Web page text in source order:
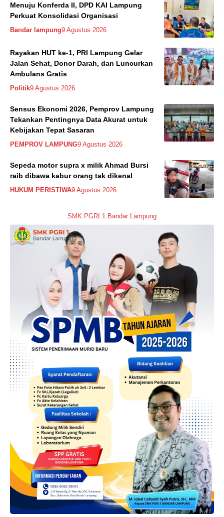
Menuju Konferda II, DPD KAI Lampung
Perkuat Konsolidasi Organisasi
Bandar lampung9 Agustus 2026
Rayakan HUT ke-1, PRI Lampung Gelar
Jalan Sehat, Donor Darah, dan Luncurkan
Ambulans Gratis
Politik9 Agustus 2026
Sensus Ekonomi 2026, Pemprov Lampung
Tekankan Pentingnya Data Akurat untuk
Kebijakan Tepat Sasaran
PEMPROV LAMPUNG9 Agustus 2026
Sepeda motor supra x milik Ahmad Bursi
raib dibawa kabur orang tak dikenal
HUKUM PERISTIWA9 Agustus 2026
SMK PGRI 1.Bandar Lampung